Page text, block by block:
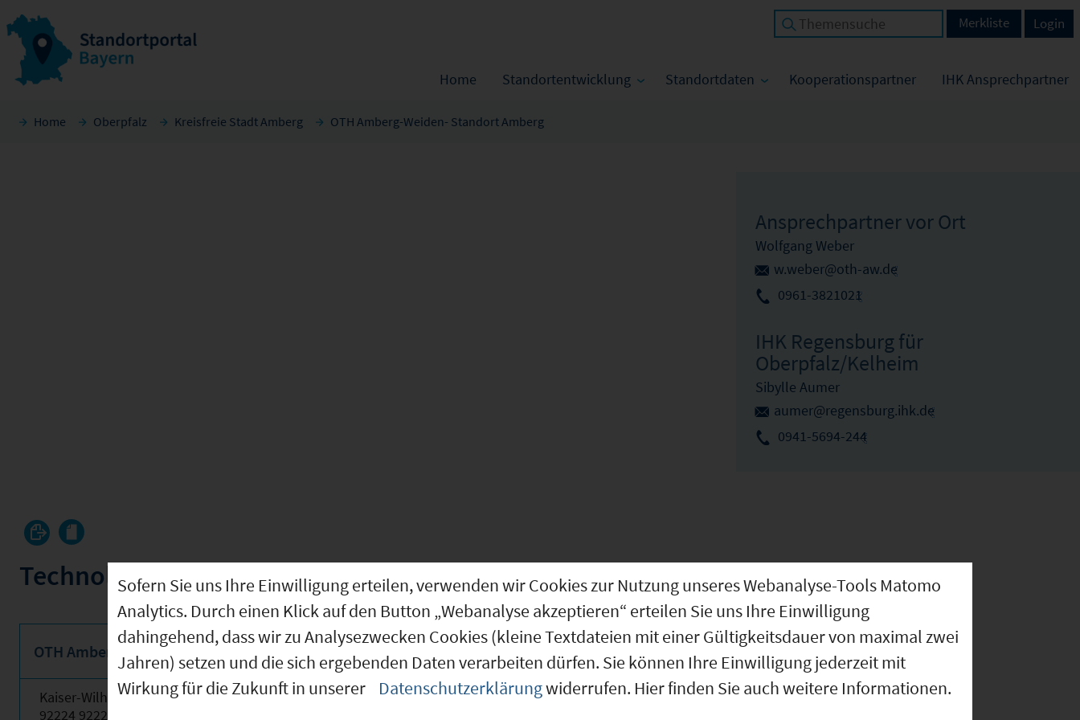
Home Standortentwicklung Standortdaten Kooperationspartner IHK Ansprechpartner
Login
Merkliste
Home Oberpfalz Kreisfreie Stadt Amberg OTH Amberg-Weiden- Standort Amberg
Technologie und Gründerzentren Amberg
OTH Amberg-Weiden- Standort Amberg (09361000)
Kaiser-Wilhelm-Ring 23
92224 92224
Ansprechpartner vor Ort
Wolfgang Weber
w.weber@oth-aw.de
0961-3821021
IHK Regensburg für
Oberpfalz/Kelheim
Sibylle Aumer
aumer@regensburg.ihk.de
0941-5694-244
Sofern Sie uns Ihre Einwilligung erteilen, verwenden wir Cookies zur Nutzung unseres Webanalyse-Tools Matomo
Analytics. Durch einen Klick auf den Button „Webanalyse akzeptieren“ erteilen Sie uns Ihre Einwilligung
dahingehend, dass wir zu Analysezwecken Cookies (kleine Textdateien mit einer Gültigkeitsdauer von maximal zwei
Jahren) setzen und die sich ergebenden Daten verarbeiten dürfen. Sie können Ihre Einwilligung jederzeit mit
Wirkung für die Zukunft in unserer
Datenschutzerklärungwiderrufen. Hier finden Sie auch weitere Informationen.